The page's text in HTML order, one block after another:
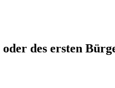
des ersten